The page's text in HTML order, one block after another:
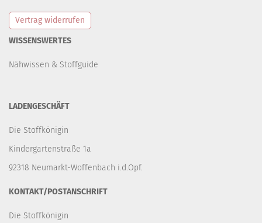
Vertrag widerrufen
WISSENSWERTES
Nähwissen & Stoffguide
LADENGESCHÄFT
Die Stoffkönigin
Kindergartenstraße 1a
92318 Neumarkt-Woffenbach i.d.Opf.
KONTAKT/POSTANSCHRIFT
Die Stoffkönigin